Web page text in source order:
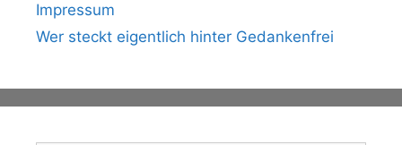
Impressum
Wer steckt eigentlich hinter Gedankenfrei